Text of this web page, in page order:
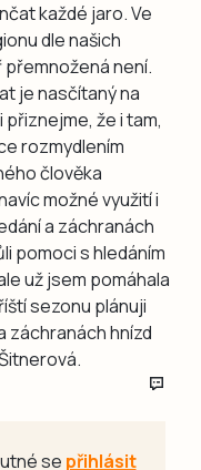
každé jaro. Ve
dle našich
není.
je nasčítaný na
že i tam,
rozmydlením
člověka
možné využití i
a záchranách
pomoci s hledáním
už jsem pomáhala
sezonu plánuji
záchranách hnízd
se přihlásit